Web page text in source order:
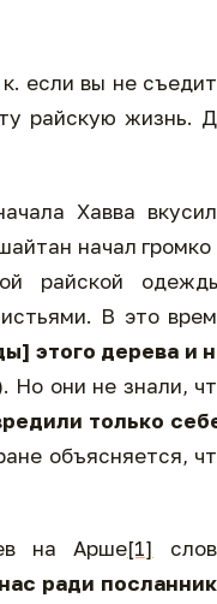
если вы не
райскую жизнь.
Хавва
начал громко
райской
В это
этого дерева и
Но они не знали,
только
объясняется,
на Арше[1]
ради